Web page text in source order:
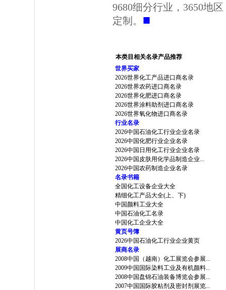
9680细分行业，3650地
定制。 ■
本类目相关名录产品推荐
世界买家
2026世界化工产品进口商名录
2026世界农药进口商名录
2026世界化肥进口商名录
2026世界涂料助剂进口商名录
2026世界氧化物进口商名录
行业名录
2026中国石油化工行业企业名录
2026中国化肥行业企业名录
2026中国日用化工行业企业名录
2026中国皮肤用化学品制造企业...
2026中国农药制造企业名录
名录书籍
全国化工设备企业大全
精细化工产品大全(上、下)
中国颜料工业大全
中国石油化工名录
中国化工企业大全
黄页号簿
2026中国石油化工行业企业黄页
展商名录
2008中国（越南）化工展览会参展...
2009中国国际染料工业及有机颜料...
2008中国盘锦石油装备博览会参展...
2007中国国际胶粘剂及密封剂展览...